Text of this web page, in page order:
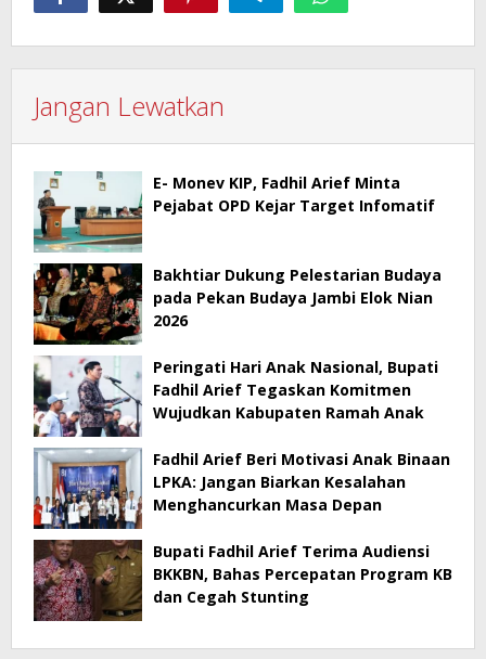
Jangan Lewatkan
E- Monev KIP, Fadhil Arief Minta
Pejabat OPD Kejar Target Infomatif
Bakhtiar Dukung Pelestarian Budaya
pada Pekan Budaya Jambi Elok Nian
2026
Peringati Hari Anak Nasional, Bupati
Fadhil Arief Tegaskan Komitmen
Wujudkan Kabupaten Ramah Anak
Fadhil Arief Beri Motivasi Anak Binaan
LPKA: Jangan Biarkan Kesalahan
Menghancurkan Masa Depan
Bupati Fadhil Arief Terima Audiensi
BKKBN, Bahas Percepatan Program KB
dan Cegah Stunting